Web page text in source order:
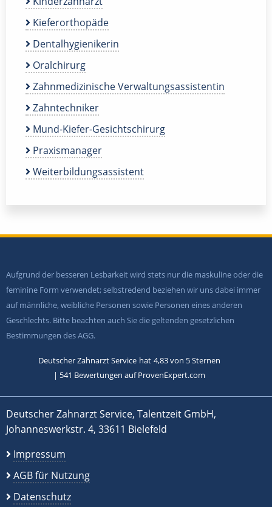
Kieferorthopäde
Dentalhygienikerin
Oralchirurg
Zahnmedizinische Verwaltungsassistentin
Zahntechniker
Mund-Kiefer-Gesichtschirurg
Praxismanager
Weiterbildungsassistent
Aufgrund der besseren Lesbarkeit wird stets nur die maskuline oder die
feminine Form verwendet; selbstredend beziehen wir uns dabei immer
auf männliche, weibliche Personen sowie Personen eines anderen
Geschlechts. Bitte beachten auch Sie die geltenden gesetzlichen
Bestimmungen des AGG.
Deutscher Zahnarzt Service hat 4,83von 5Sternen
| 541 Bewertungen auf ProvenExpert.com
Deutscher Zahnarzt Service, Talentzeit GmbH,
Johanneswerkstr. 4, 33611 Bielefeld
Impressum
AGB für Nutzung
Datenschutz